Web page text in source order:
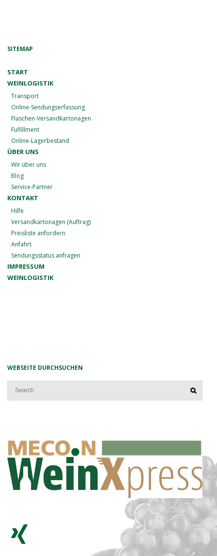
SITEMAP
START
WEINLOGISTIK
Transport
Online-Sendungserfassung
Flaschen-Versandkartonagen
Fulfillment
Online-Lagerbestand
ÜBER UNS
Wir über uns
Blog
Service-Partner
KONTAKT
Hilfe
Versandkartonagen (Auftrag)
Preisliste anfordern
Anfahrt
Sendungsstatus anfragen
IMPRESSUM
WEINLOGISTIK
WEBSEITE DURCHSUCHEN